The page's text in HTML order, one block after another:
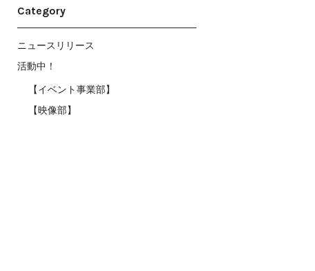
Category
ニュースリリース
活動中！
【イベント事業部】
【映像部】